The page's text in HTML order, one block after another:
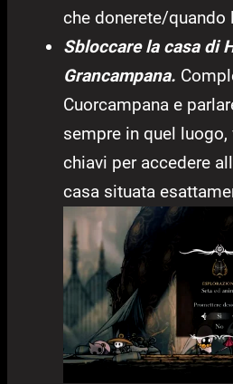
che donerete/quando
Sbloccare la casa di
Grancampana.
Cuorcampana e
sempre in quel
chiavi per accedere
casa situata